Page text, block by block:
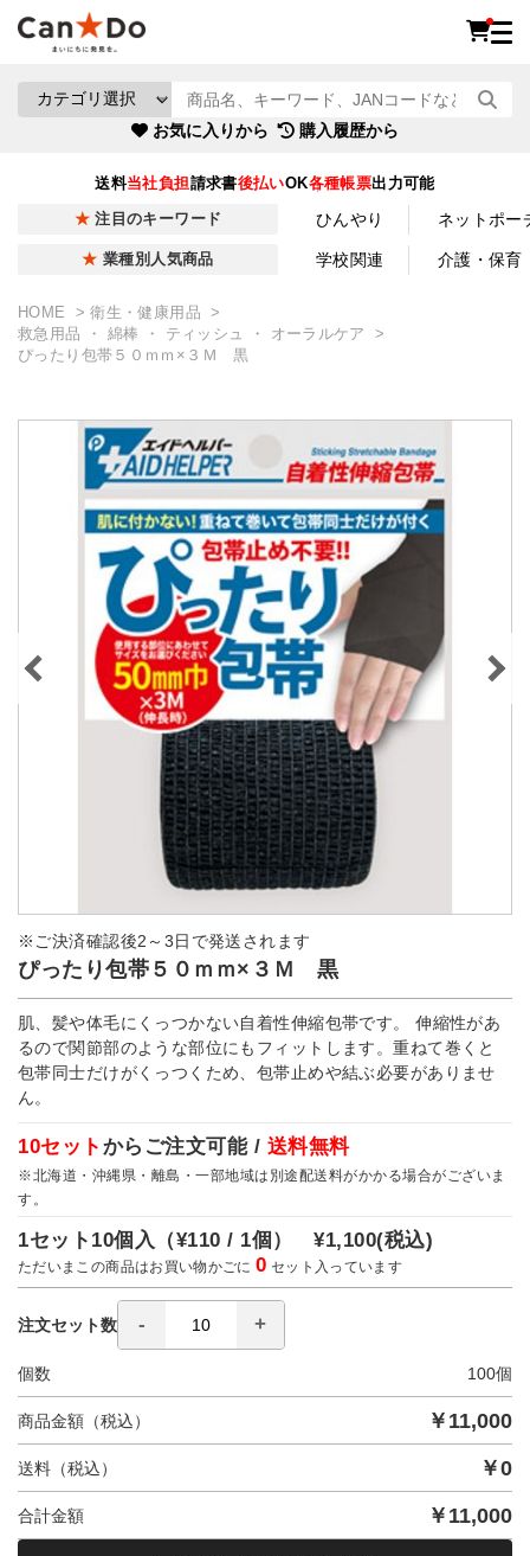
お気に入りから 購入履歴から
送料当社負担請求書後払いOK各種帳票出力可能
注目のキーワード ひんやり ネットポー
業種別人気商品 学校関連 介護・保育
HOME
衛生・健康用品
救急用品 ・ 綿棒 ・ ティッシュ ・ オーラルケア
ぴったり包帯５０ｍｍ×３Ｍ 黒
※ご決済確認後2～3日で発送されます
ぴったり包帯５０ｍｍ×３Ｍ 黒
肌、髪や体毛にくっつかない自着性伸縮包帯です。 伸縮性があ
るので関節部のような部位にもフィットします。重ねて巻くと
包帯同士だけがくっつくため、包帯止めや結ぶ必要がありませ
ん。
10セット からご注文可能 / 送料無料
※北海道・沖縄県・離島・一部地域は別途配送料がかかる場合がございま
す。
1セット10個入（¥110 / 1個）¥1,100(税込)
ただいまこの商品はお買い物かごに0 セット入っています
注文セット数
個数 100個
商品金額（税込） ￥ 11,000
送料（税込） ￥0
合計金額 ￥ 11,000